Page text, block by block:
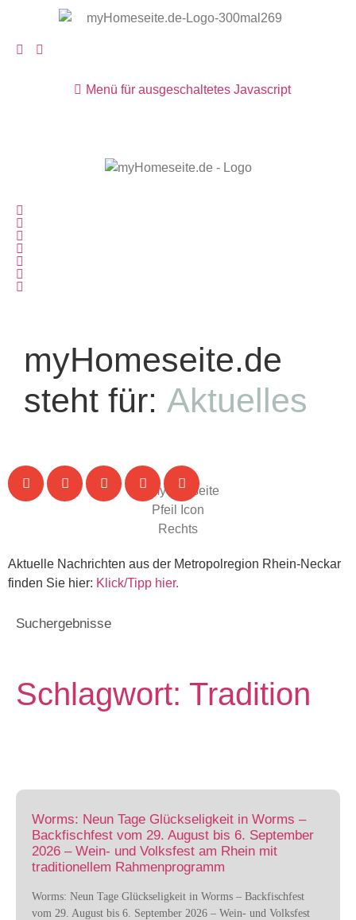
Menü für ausgeschaltetes Javascript
myHomeseite.de
steht für: Aktuelles
Aktuelle Nachrichten aus der Metropolregion Rhein-Neckar
finden Sie hier: Klick/Tipp hier.
Suchergebnisse
Schlagwort: Tradition
Worms: Neun Tage Glückseligkeit in Worms –
Backfischfest vom 29. August bis 6. September
2026 – Wein- und Volksfest am Rhein mit
traditionellem Rahmenprogramm
Worms: Neun Tage Glückseligkeit in Worms – Backfischfest
vom 29. August bis 6. September 2026 – Wein- und Volksfest